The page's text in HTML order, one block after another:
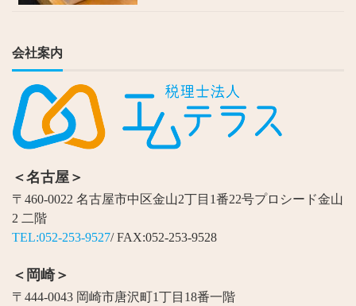
会社案内
＜名古屋＞
〒460-0022 名古屋市中区金山2丁目1番22号プロシード金山
2 二階
TEL:052-253-9527/ FAX:052-253-9528
＜岡崎＞
〒444-0043 岡崎市唐沢町1丁目18番一階